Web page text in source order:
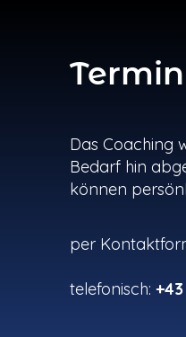
Das Coaching
Bedarf hin
können
per
telefonisch: